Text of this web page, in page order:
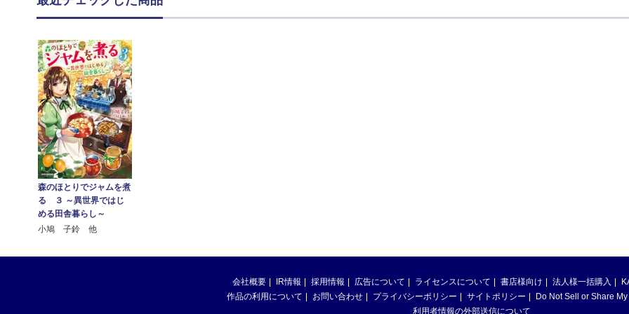
森のほとりでジャムを煮
る ３ ～異世界ではじ
める田舎暮らし～
小鳩 子鈴 他
会社概要 IR情報 採用情報 広告について ライセンスについて 書店様向け 法人様一括購入
作品の利用について
お問い合わせ プライバシーポリシー サイトポリシー
Do Not Sell or Share
利用者情報の外部送信について